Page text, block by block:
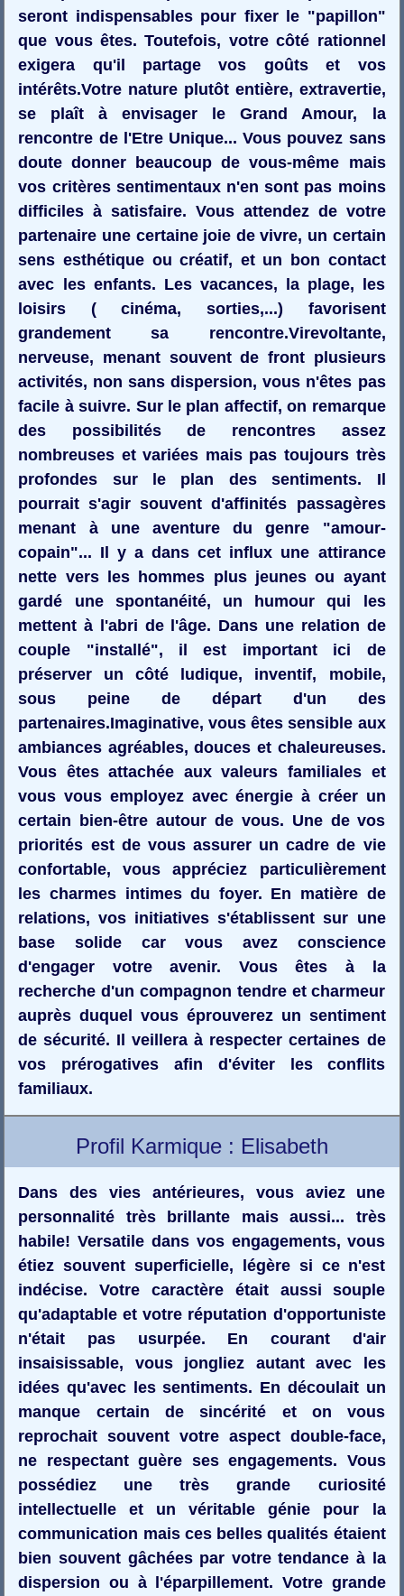
seront indispensables pour fixer le "papillon"
que vous êtes. Toutefois, votre côté rationnel
exigera qu'il partage vos goûts et vos
intérêts.Votre nature plutôt entière, extravertie,
se plaît à envisager le Grand Amour, la
rencontre de l'Etre Unique... Vous pouvez sans
doute donner beaucoup de vous-même mais
vos critères sentimentaux n'en sont pas moins
difficiles à satisfaire. Vous attendez de votre
partenaire une certaine joie de vivre, un certain
sens esthétique ou créatif, et un bon contact
avec les enfants. Les vacances, la plage, les
loisirs ( cinéma, sorties,...) favorisent
grandement sa rencontre.Virevoltante,
nerveuse, menant souvent de front plusieurs
activités, non sans dispersion, vous n'êtes pas
facile à suivre. Sur le plan affectif, on remarque
des possibilités de rencontres assez
nombreuses et variées mais pas toujours très
profondes sur le plan des sentiments. Il
pourrait s'agir souvent d'affinités passagères
menant à une aventure du genre "amour-
copain"... Il y a dans cet influx une attirance
nette vers les hommes plus jeunes ou ayant
gardé une spontanéité, un humour qui les
mettent à l'abri de l'âge. Dans une relation de
couple "installé", il est important ici de
préserver un côté ludique, inventif, mobile,
sous peine de départ d'un des
partenaires.Imaginative, vous êtes sensible aux
ambiances agréables, douces et chaleureuses.
Vous êtes attachée aux valeurs familiales et
vous vous employez avec énergie à créer un
certain bien-être autour de vous. Une de vos
priorités est de vous assurer un cadre de vie
confortable, vous appréciez particulièrement
les charmes intimes du foyer. En matière de
relations, vos initiatives s'établissent sur une
base solide car vous avez conscience
d'engager votre avenir. Vous êtes à la
recherche d'un compagnon tendre et charmeur
auprès duquel vous éprouverez un sentiment
de sécurité. Il veillera à respecter certaines de
vos prérogatives afin d'éviter les conflits
familiaux.
Profil Karmique : Elisabeth
Dans des vies antérieures, vous aviez une
personnalité très brillante mais aussi... très
habile! Versatile dans vos engagements, vous
étiez souvent superficielle, légère si ce n'est
indécise. Votre caractère était aussi souple
qu'adaptable et votre réputation d'opportuniste
n'était pas usurpée. En courant d'air
insaisissable, vous jongliez autant avec les
idées qu'avec les sentiments. En découlait un
manque certain de sincérité et on vous
reprochait souvent votre aspect double-face,
ne respectant guère ses engagements. Vous
possédiez une très grande curiosité
intellectuelle et un véritable génie pour la
communication mais ces belles qualités étaient
bien souvent gâchées par votre tendance à la
dispersion ou à l'éparpillement. Votre grande